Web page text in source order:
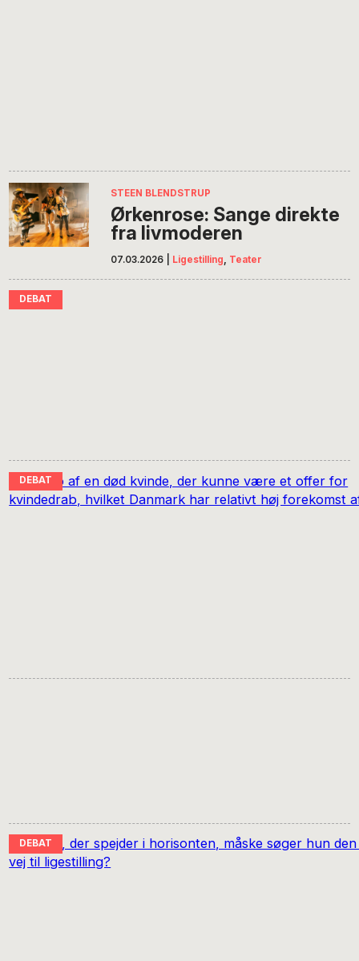
STEEN BLENDSTRUP
Ørkenrose: Sange direkte
fra livmoderen
07.03.2026 Ligestilling, Teater